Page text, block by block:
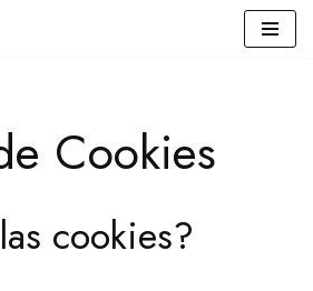
Cookies
cookies?